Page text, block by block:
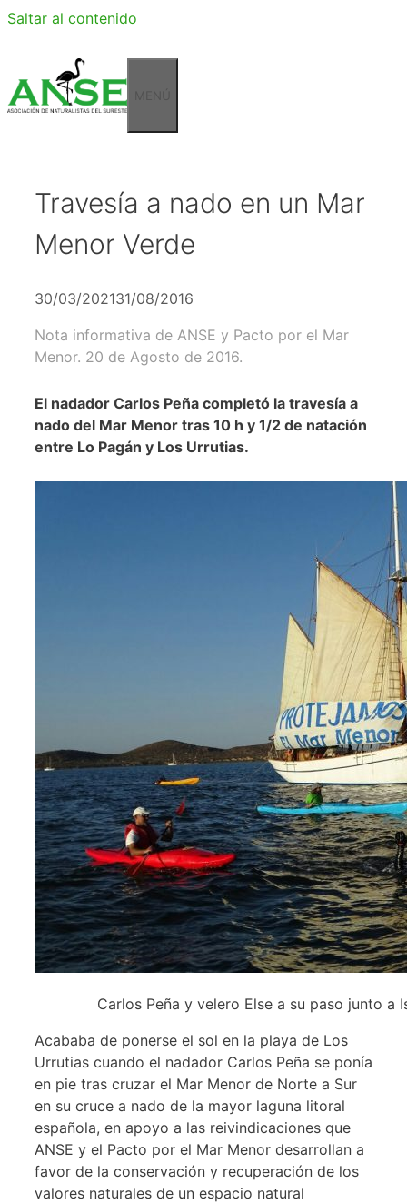
Saltar al contenido
Travesía a nado en un Mar
Menor Verde
30/03/202131/08/2016
Nota informativa de ANSE y Pacto por el Mar
Menor. 20 de Agosto de 2016.
El nadador Carlos Peña completó la travesía a
nado del Mar Menor tras 10 h y 1/2 de natación
entre Lo Pagán y Los Urrutias.
Carlos Peña y velero Else a su paso junto a
Acababa de ponerse el sol en la playa de Los
Urrutias cuando el nadador Carlos Peña se ponía
en pie tras cruzar el Mar Menor de Norte a Sur
en su cruce a nado de la mayor laguna litoral
española, en apoyo a las reivindicaciones que
ANSE y el Pacto por el Mar Menor desarrollan a
favor de la conservación y recuperación de los
valores naturales de un espacio natural